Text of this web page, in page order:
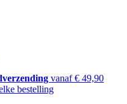
vanaf € 49,90
bestelling